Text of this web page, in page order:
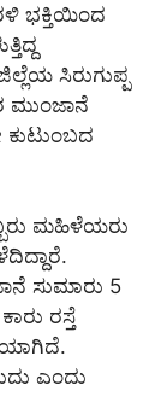
ಭಕ್ತಿಯಿಂದ
ಸಿರುಗುಪ್ಪ
ಮುಂಜಾನೆ
ಕುಟುಂಬದ
ಮಹಿಳೆಯರು
ಸುಮಾರು 5
ರಸ್ತೆ
ಎಂದು